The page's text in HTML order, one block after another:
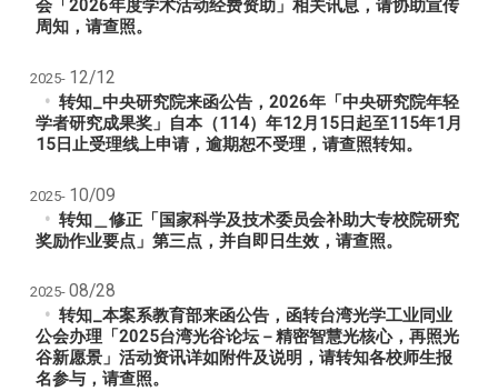
会「2026年度学术活动经费资助」相关讯息，请协助宣传
周知，请查照。
2025- 12/12
转知_中央研究院来函公告，2026年「中央研究院年轻
学者研究成果奖」自本（114）年12月15日起至115年1月
15日止受理线上申请，逾期恕不受理，请查照转知。
2025- 10/09
转知＿修正「国家科学及技术委员会补助大专校院研究
奖励作业要点」第三点，并自即日生效，请查照。
2025- 08/28
转知_本案系教育部来函公告，函转台湾光学工业同业
公会办理「2025台湾光谷论坛－精密智慧光核心，再照光
谷新愿景」活动资讯详如附件及说明，请转知各校师生报
名参与，请查照。